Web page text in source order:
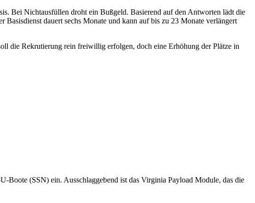
Bei Nichtausfüllen droht ein Bußgeld. Basierend auf den Antworten lädt die
dauert sechs Monate und kann auf bis zu 23 Monate verlängert
die Rekrutierung rein freiwillig erfolgen, doch eine Erhöhung der Plätze in